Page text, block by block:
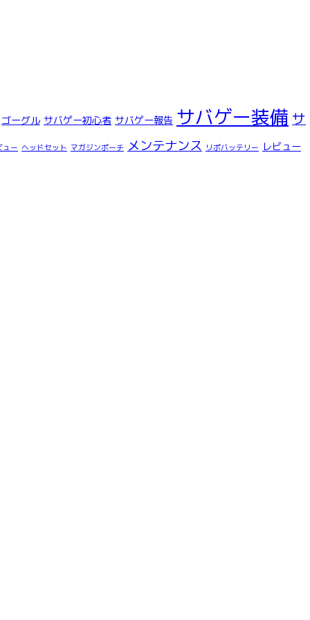
ゴーグル サバゲー初心者 サバゲー報告 サバゲー装備 サ
ュー ヘッドセット マガジンポーチ メンテナンス リポバッテリー レビュー